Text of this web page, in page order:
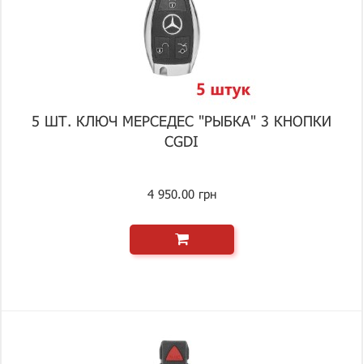
5 ШТ. КЛЮЧ МЕРСЕДЕС "РЫБКА" 3 КНОПКИ
CGDI
4 950.00 грн